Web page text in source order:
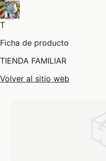
T
Ficha de producto
TIENDA FAMILIAR
Volver al sitio web